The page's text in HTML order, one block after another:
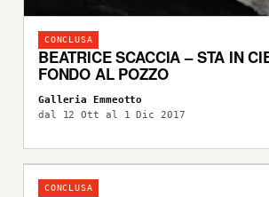
CONCLUSA
BEATRICE SCACCIA – STA IN
FONDO AL POZZO
Galleria Emmeotto
dal 12 Ott al 1 Dic 2017
CONCLUSA